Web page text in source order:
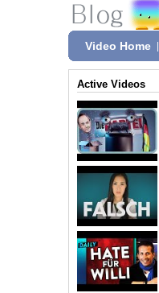
Video Home
Active Videos